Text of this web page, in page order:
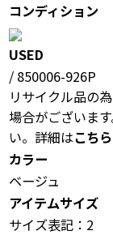
コンディション
USED
/ 850006-926P
リサイクル品の
場合がございま
い。詳細はこちら
カラー
ベージュ
アイテムサイズ
サイズ表記：2